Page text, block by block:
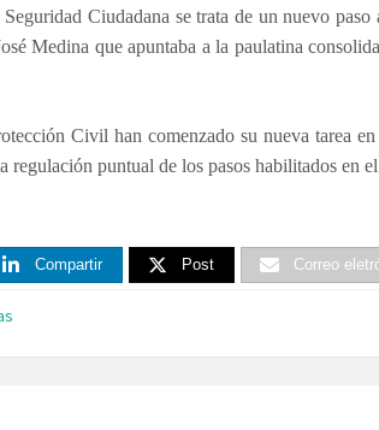
Ciudadana se trata de un nuevo
Medina que apuntaba a la paulatina
Civil han comenzado su nueva tarea
regulación puntual de los pasos habilitados en
Compartir Post Correo